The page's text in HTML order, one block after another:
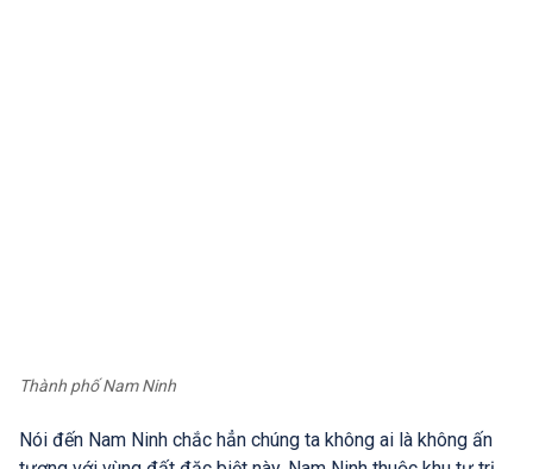
Thành phố Nam Ninh
Nói đến Nam Ninh chắc hẳn chúng ta không ai là không ấn